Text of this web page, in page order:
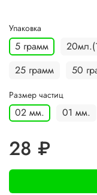
Упаковка
5 грамм
25 грамм
50
Размер частиц
02 мм. 01 мм.
28 ₽